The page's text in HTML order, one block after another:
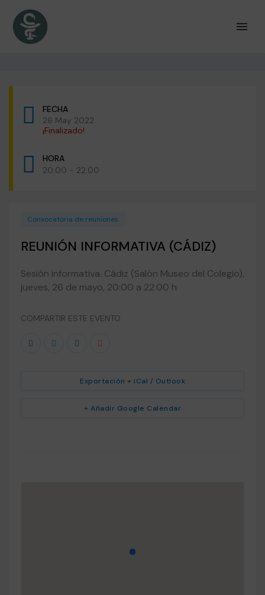
FECHA
26 May 2022
¡Finalizado!
HORA
20:00 - 22:00
Convocatoria de reuniones
REUNIÓN INFORMATIVA (CÁDIZ)
Sesión informativa. Cádiz (Salón Museo del Colegio),
jueves, 26 de mayo, 20:00 a 22:00 h
COMPARTIR ESTE EVENTO
+ Añadir Google Calendar
Exportación + iCal / Outlook